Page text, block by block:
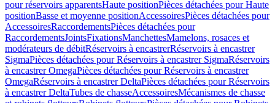
pour réservoirs apparentsHaute positionPièces détachées pour Haute
positionBasse et moyenne positionAccessoiresPièces détachées pour
AccessoiresRaccordementsPièces détachées pour
RaccordementsJointsFixationsManchettesMamelons, rosaces et
modérateurs de débitRéservoirs à encastrerRéservoirs à encastrer
SigmaPièces détachées pour Réservoirs à encastrer SigmaRéservoirs
à encastrer OmegaPièces détachées pour Réservoirs à encastrer
OmegaRéservoirs à encastrer DeltaPièces détachées pour Réservoirs
à encastrer DeltaTubes de chasseAccessoiresMécanismes de chasse